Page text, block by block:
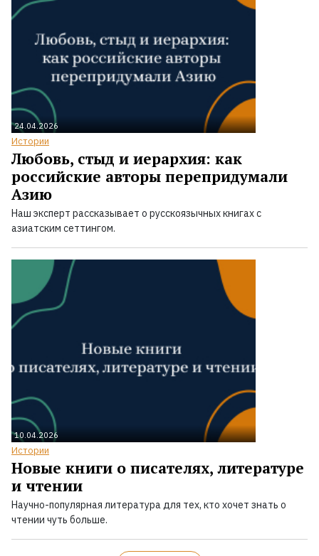
24.04.2026
Истории
Любовь, стыд и иерархия: как
российские авторы перепридумали
Азию
Наш эксперт рассказывает о русскоязычных книгах с
азиатским сеттингом.
10.04.2026
Истории
Новые книги о писателях, литературе
и чтении
Научно-популярная литература для тех, кто хочет знать о
чтении чуть больше.